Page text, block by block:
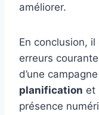
améliorer.
En conclusion,
erreurs
d’une
planification et
présence